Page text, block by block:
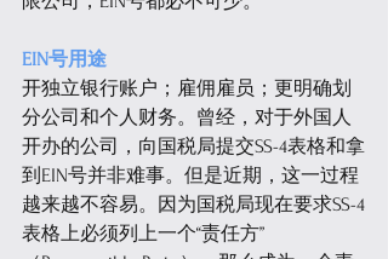
EIN号用途
开独立银行账户；雇佣雇员；更明确划
分公司和个人财务。曾经，对于外国人
开办的公司，向国税局提交SS-4表格和拿
到EIN号并非难事。但是近期，这一过程
越来越不容易。因为国税局现在要求SS-4
表格上必须列上一个“责任方”